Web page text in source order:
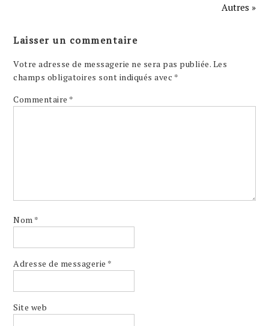
Autres »
Laisser un commentaire
Votre adresse de messagerie ne sera pas publiée. Les
champs obligatoires sont indiqués avec *
Commentaire *
Nom *
Adresse de messagerie *
Site web